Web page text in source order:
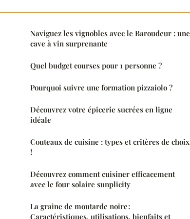
Naviguez les vignobles avec le Baroudeur : une
cave à vin surprenante
Quel budget courses pour 1 personne ?
Pourquoi suivre une formation pizzaiolo ?
Découvrez votre épicerie sucrées en ligne
idéale
Couteaux de cuisine : types et critères de choix
!
Découvrez comment cuisiner efficacement
avec le four solaire sunplicity
La graine de moutarde noire :
Caractéristiques, utilisations, bienfaits et